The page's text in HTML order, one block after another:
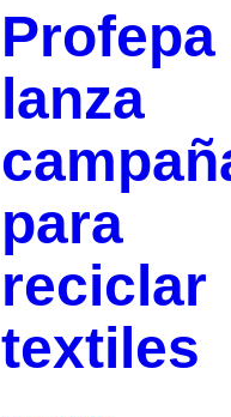
Profepa
lanza
para
reciclar
textiles